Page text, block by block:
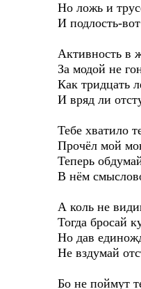
Но ложь и
И подлость-
Активность в
За модой не
Как тридцать
И вряд ли
Тебе хватило
Прочёл мой
Теперь
В нём
А коль не
Тогда бросай
Но дав
Не вздумай
Бо не поймут